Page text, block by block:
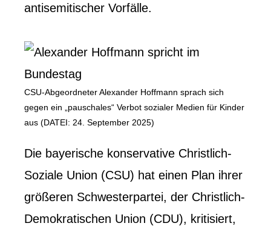
antisemitischer Vorfälle.
CSU-Abgeordneter Alexander Hoffmann sprach sich
gegen ein „pauschales“ Verbot sozialer Medien für Kinder
aus (DATEI: 24. September 2025)
Die bayerische konservative Christlich-
Soziale Union (CSU) hat einen Plan ihrer
größeren Schwesterpartei, der Christlich-
Demokratischen Union (CDU), kritisiert,